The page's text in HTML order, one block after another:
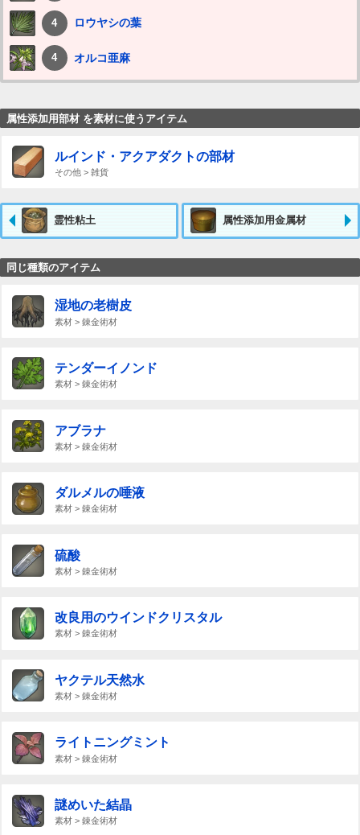
4 ロウヤシの葉
4 オルコ亜麻
属性添加用部材 を素材に使うアイテム
ルインド・アクアダクトの部材
その他 > 雑貨
霊性粘土 属性添加用金属材
同じ種類のアイテム
湿地の老樹皮
素材 > 錬金術材
テンダーイノンド
素材 > 錬金術材
アブラナ
素材 > 錬金術材
ダルメルの唾液
素材 > 錬金術材
硫酸
素材 > 錬金術材
改良用のウインドクリスタル
素材 > 錬金術材
ヤクテル天然水
素材 > 錬金術材
ライトニングミント
素材 > 錬金術材
謎めいた結晶
素材 > 錬金術材